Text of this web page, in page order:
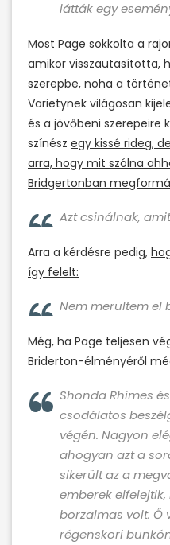
látták egy
Most Page sokkolta a
amikor visszautasította,
szerepbe, noha a
Varietynek világosan
és a jövőbeni szerepeire
színész egy kissé rideg,
arra, hogy mit szólna
Bridgertonban
Azt csinálnak,
Arra a kérdésre pedig,
így felelt:
Nem merültem el
Még, ha Page teljesen
Briderton-élményéről
Shonda Rhimes
csodálatos
végén. Nagyon
ahogyan azt a
sikerült az a
emberek
borzalmas volt. Ő
régenskori